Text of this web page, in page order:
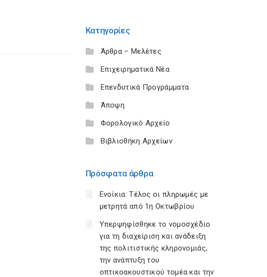
Κατηγορίες
Άρθρα – Μελέτες
Επιχειρηματικά Νέα
Επενδυτικά Προγράμματα
Άποψη
Φορολογικό Αρχείο
Βιβλιοθήκη Αρχείων
Πρόσφατα άρθρα
Ενοίκια: Τέλος οι πληρωμές με
μετρητά από 1η Οκτωβρίου
Υπερψηφίσθηκε το νομοσχέδιο
για τη διαχείριση και ανάδειξη
της πολιτιστικής κληρονομιάς,
την ανάπτυξη του
οπτικοακουστικού τομέα και την